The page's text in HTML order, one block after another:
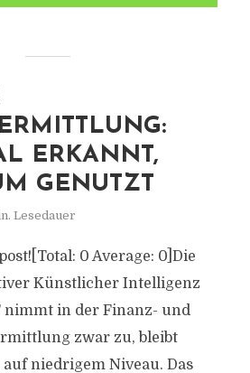
ERKANNT,
GENUTZT
Lesedauer
0 Average: 0]Die
Künstlicher Intelligenz
nimmt in der Finanz- und
zwar zu, bleibt
niedrigem Niveau. Das